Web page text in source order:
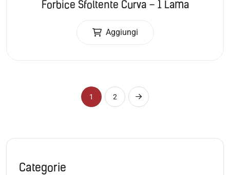
Forbice Sfoltente Curva – 1 Lama
Aggiungi
1 2
Categorie